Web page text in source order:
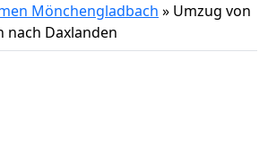
Mönchengladbach » Umzug von
nach Daxlanden